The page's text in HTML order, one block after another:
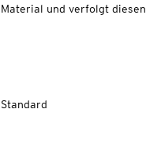
und verfolgt diesen